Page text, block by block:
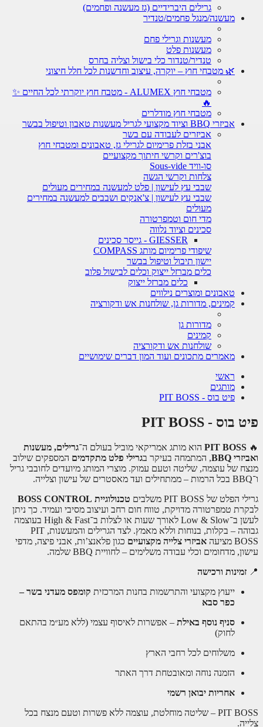
גרילים היברידיים (גז מעשנה ופחמים)
מעשנה/מנגל פחמים/טנדיר
מעשנות וגרילי פחם
מעשנות פלט
טנדיר/טנדור כלי בישול וצליה בחרס
🌿 מטבחי חוץ – יוקרה, עיצוב וחדשנות לכל חלל חיצוני
מטבחי חוץ ALUMEX - מטבח חוץ יוקרתי לכל החיים ✨
🔥
מטבחי חוץ מודלרים
אביזרי BBQ וציוד מקצועי לגריל מעשנות טאבון וטיפול בבשר
אביזרים לעבודה עם בשר
אבני בזלת פרימיום לגרילי גז, טאבונים ומטבחי חוץ
בוצ'רים וקרשי חיתוך מקצועיים
סו-וויד Sous-vide
צלחות וקרשי הגשה
שבבי עץ לעישון | פלט למעשנה במחירים מעולים
שבבי עץ לעישון | צ'אנקים ושבבים למעשנה במחירים
מעולים
מדי חום וטמפרטורה
סכינים וציוד נלווה
GIESSER - גייסר סכינים
שיפודי פרימיום מותג COMPASS
יישון תיבול וטיפול בבשר
כלים מברזל ייצוק וכלים לבישול פלוב
כלים מברזל ייצוק
טאבונים ומוצרים נילווים
קמינים, מדורות גן, שולחנות אש ודקורציה
מדורות גן
קמינים
שולחנות אש ודקורציה
מאמרים מתכונים ועוד המון דברים שימושיים
ראשי
מותגים
פיט בוס - PIT BOSS
פיט בוס - PIT BOSS
🔥
PIT BOSS הוא מותג אמריקאי מוביל בעולם ה־גרילים, מעשנות
ואביזרי BBQ
, המתמחה בעיקר בגרילי פלט מתקדמים המספקים שילוב
מנצח של עוצמה, שליטה וטעם עמוק. מוצרי המותג מיועדים לחובבי גריל
ו־BBQ בכל הרמות – ממתחילים ועד מאסטרים של עישון וצלייה.
גרילי הפלט של PIT BOSS משלבים
טכנולוגיית BOSS CONTROL
לבקרת טמפרטורה מדויקת, טווח חום רחב ועיצוב מסיבי ועמיד. כך ניתן
לעשן ב־Low & Slow לאורך שעות או לצלות ב־High & Fast בעוצמה
גבוהה – בקלות, בנוחות וללא מאמץ. לצד הגרילים והמעשנות, PIT
BOSS מציעה
אביזרי צלייה מקצועיים כגון פלאנצ’ות, אבני פיצה, מדפי
עישון, מדחומים וכלי עבודה משלימים – לחוויית BBQ שלמה.
📍 זמינות ורכישה
ייעוץ מקצועי והתרשמות בחנות המרכזית קומפס מעדני בשר –
כפר סבא
סניף נוסף באילת – אפשרות לאיסוף עצמי (ללא מע״מ בהתאם
לחוק)
משלוחים לכל רחבי הארץ
הזמנה נוחה ומאובטחת דרך האתר
אחריות יבואן רשמי
PIT BOSS – שליטה מוחלטת, עוצמה ללא פשרות וטעם מנצח בכל
צלייה.